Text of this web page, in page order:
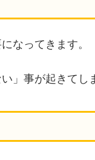
なってきます。
」事が起きてし